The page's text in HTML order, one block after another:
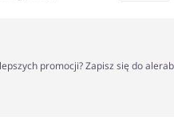
promocji? Zapisz się do